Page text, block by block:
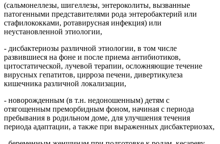
(сальмонеллезы, шигеллезы, энтероколиты, вызванные
патогенными представителями рода энтеробактерий или
стафилококками, ротавирусная инфекция) или
неустановленной этиологии,
- дисбактериозы различной этиологии, в том числе
развившиеся на фоне и после приема антибиотиков,
цитостатической, лучевой терапии, осложняющие течение
вирусных гепатитов, цирроза печени, дивертикулеза
кишечника различной локализации,
- новорожденным (в т.н. недоношенным) детям с
отягощенным преморбидным фоном, начиная с периода
пребывания в родильном доме, для улучшения течения
периода адаптации, а также при выраженных дисбактериозах,